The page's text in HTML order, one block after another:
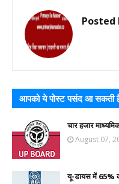
Posted
आपको ये पोस्ट पसंद आ सकती
चार हजार
August 07,
यू-डायस में 65%